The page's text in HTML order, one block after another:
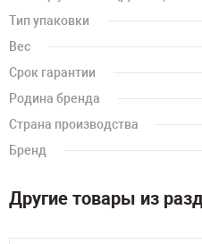
Тип упаковки
Вес
Срок гарантии
Родина бренда
Страна производства
Бренд
Другие товары из